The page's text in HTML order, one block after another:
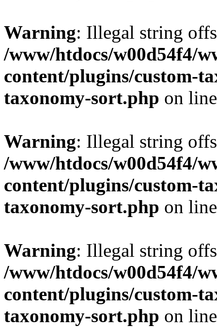
Warning: Illegal string
/www/htdocs/w00d54f4/
content/plugins/custom-
taxonomy-sort.php on
Warning: Illegal string
/www/htdocs/w00d54f4/
content/plugins/custom-
taxonomy-sort.php on
Warning: Illegal string
/www/htdocs/w00d54f4/
content/plugins/custom-
taxonomy-sort.php on